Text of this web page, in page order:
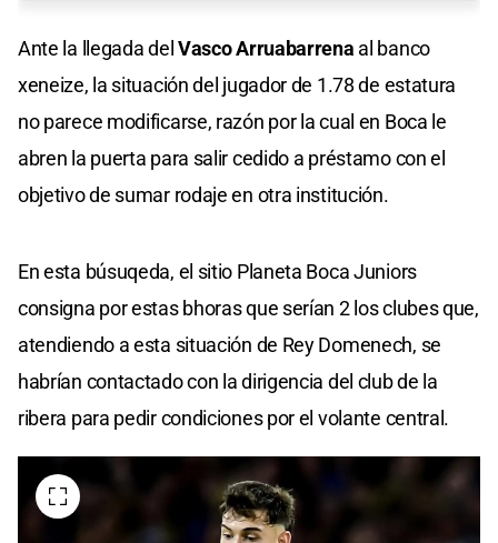
Ante la llegada del Vasco Arruabarrena al banco
xeneize, la situación del jugador de 1.78 de estatura
no parece modificarse, razón por la cual en Boca le
abren la puerta para salir cedido a préstamo con el
objetivo de sumar rodaje en otra institución.
En esta búsuqeda, el sitio Planeta Boca Juniors
consigna por estas bhoras que serían 2 los clubes que,
atendiendo a esta situación de Rey Domenech, se
habrían contactado con la dirigencia del club de la
ribera para pedir condiciones por el volante central.